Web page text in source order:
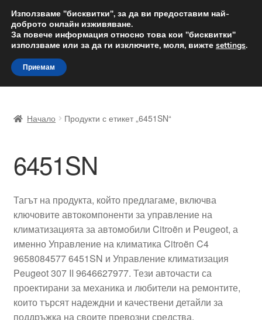
ДОСТАВКА от 12 лв.
Доставка по целия свят
Skip
to
navigation
Skip
to
content
Доставка по целия свят
Жалби
Количка
Контакт
Моята сметка
Плащанията
Начало Продукти с етикет „6451SN“
6451SN
Тагът на продукта, който предлагаме, включва
ключовите автокомпоненти за управление на
климатизацията за автомобили Citroën и Peugeot, а
именно Управление на климатика Citroën C4
9658084577 6451SN и Управление климатизация
Peugeot 307 II 9646627977. Тези авточасти са
проектирани за механика и любители на ремонтите,
които търсят надеждни и качествени детайли за
поддръжка на своите превозни средства.
Използваме "бисквитки", за да ви предоставим най-
доброто онлайн изживяване.
За повече информация относно това кои "бисквитки"
използваме или за да ги изключите, моля, вижте settings.
Приемам